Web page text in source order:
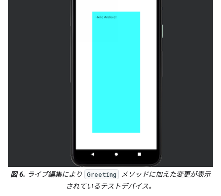
図 6. ライブ編集により Greeting
メソッドに加えた変更が表示
されているテストデバイス。